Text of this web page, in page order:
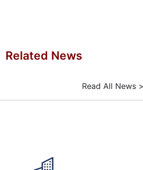
Related News
Read All News